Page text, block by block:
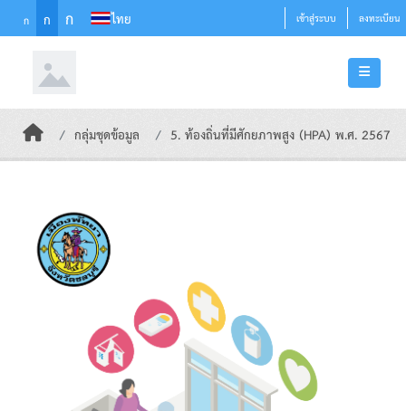
Skip to main content
ก ก ก ไทย เข้าสู่ระบบ ลงทะเบียน
กลุ่มชุดข้อมูล 5. ท้องถิ่นที่มีศักยภาพสูง (HPA) พ.ศ. 2567